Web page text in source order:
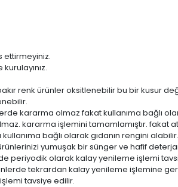
ettirmeyiniz.
renk ürünler oksitlenebilir bu bir kusur
kararma olmaz fakat kullanıma bağlı
kararma işlemini tamamlamıştır. fakat
kullanıma bağlı olarak gıdanın rengini
yumuşak bir sünger ve hafif
periyodik olarak kalay yenileme işlemi
tekrardan kalay yenileme işlemine
tavsiye edilir.